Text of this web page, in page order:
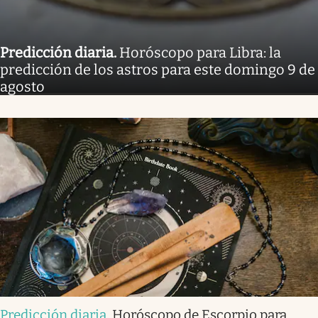
Predicción diaria. Horóscopo para Libra: la
predicción de los astros para este domingo 9 de
agosto
Predicción diaria. Horóscopo de Escorpio para